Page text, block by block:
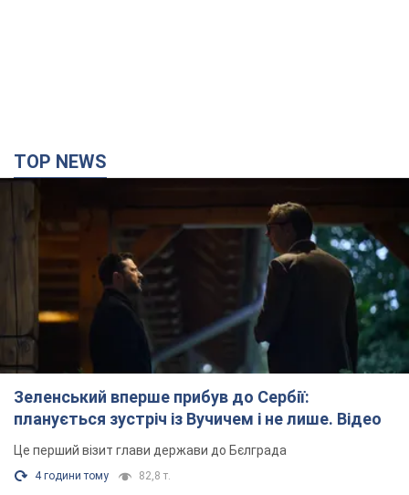
TOP NEWS
Зеленський вперше прибув до Сербії:
планується зустріч із Вучичем і не лише. Відео
Це перший візит глави держави до Бєлграда
4 години тому 82,8 т.